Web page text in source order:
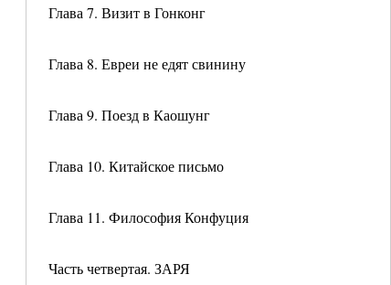
Глава 7. Визит в Гонконг
Глава 8. Евреи не едят свинину
Глава 9. Поезд в Каошунг
Глава 10. Китайское письмо
Глава 11. Философия Конфуция
Часть четвертая. ЗАРЯ